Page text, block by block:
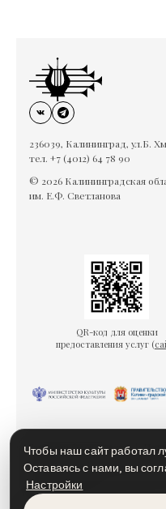
236039, Калининград, ул.Б.
тел. +7 (4012) 64 78 90
© 2026 Калининградская
им. Е.Ф. Светланова
QR-код для оценки
предоставления услуг (
Гарантии безопасности
Политика конфиденциальности
Доступная среда
Чтобы наш сайт работал
Оставаясь с нами, вы
Настройки